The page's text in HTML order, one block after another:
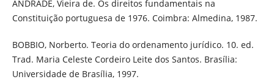
ANDRADE, Vieira de. Os direitos fundamentais na
Constituição portuguesa de 1976. Coimbra: Almedina, 1987.
BOBBIO, Norberto. Teoria do ordenamento jurídico. 10. ed.
Trad. Maria Celeste Cordeiro Leite dos Santos. Brasília:
Universidade de Brasília, 1997.